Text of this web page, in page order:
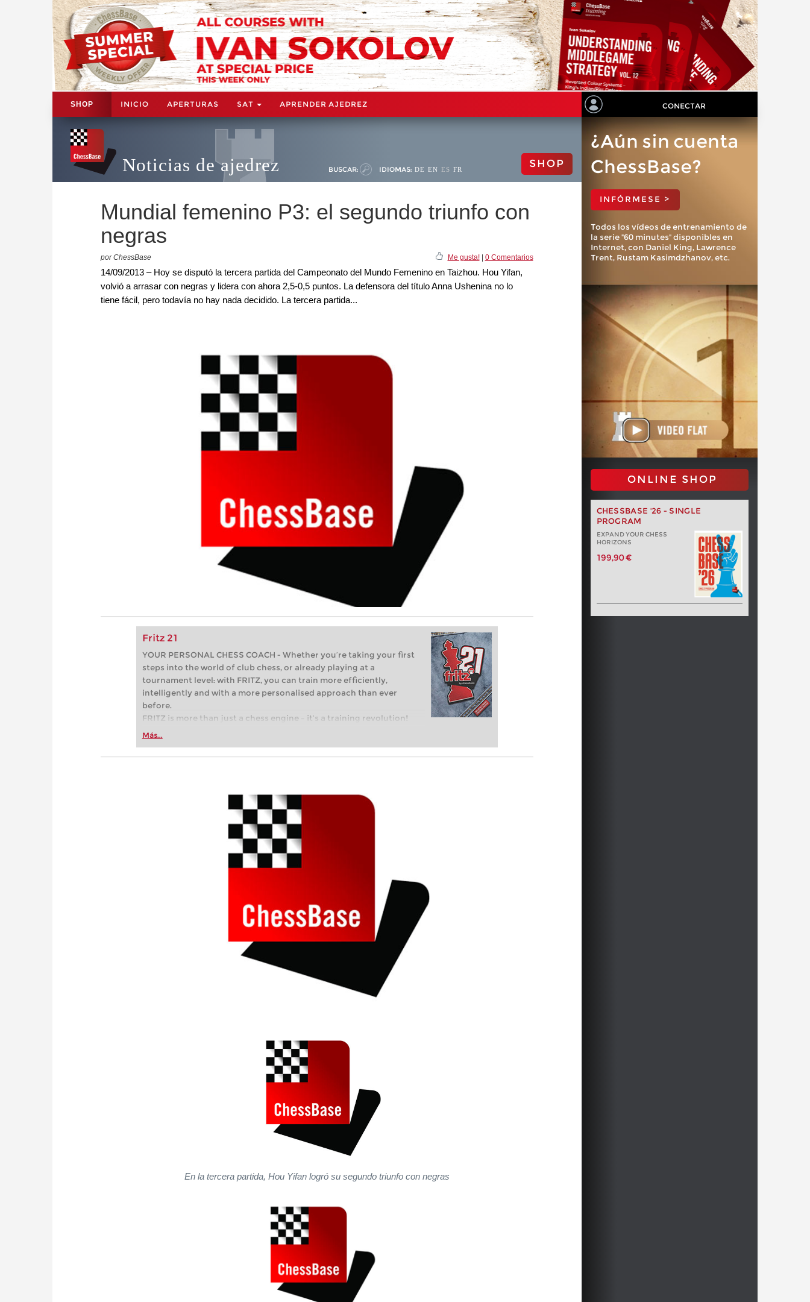
SHOP INICIO APERTURAS SAT APRENDER AJEDREZ CONECTAR
Noticias de ajedrez BUSCAR: IDIOMAS: DE EN ES FR SHOP
Mundial femenino P3: el segundo triunfo con
negras
por ChessBase Me gusta!| 0 Comentarios
14/09/2013 – Hoy se disputó la tercera partida del Campeonato del Mundo Femenino en Taizhou. Hou Yifan,
volvió a arrasar con negras y lidera con ahora 2,5-0,5 puntos. La defensora del título Anna Ushenina no lo
tiene fácil, pero todavía no hay nada decidido. La tercera partida...
Fritz 21
YOUR PERSONAL CHESS COACH - Whether you’re taking your first
steps into the world of club chess, or already playing at a
tournament level: with FRITZ, you can train more efficiently,
intelligently and with a more personalised approach than ever
before.
FRITZ is more than just a chess engine – it’s a training revolution!
Whether you’re taking your first steps into the world of club chess,
more efficiently, intelligently and with a more personalised
Más...
¿Aún sin cuenta
ChessBase?
INFÓRMESE >
Todos los vídeos de entrenamiento de
la serie "60 minutes" disponibles en
Internet, con Daniel King, Lawrence
Trent, Rustam Kasimdzhanov, etc.
ONLINE SHOP
CHESSBASE '26 - SINGLE
PROGRAM
EXPAND YOUR CHESS
HORIZONS
199,90 €
En la tercera partida, Hou Yifan logró su segundo triunfo con negras